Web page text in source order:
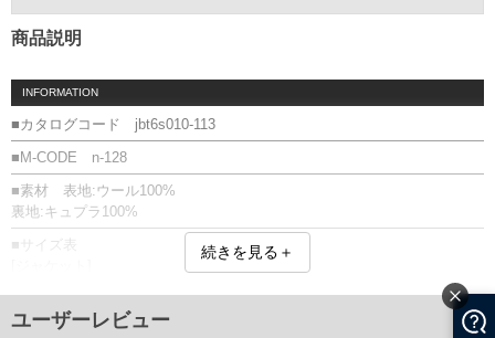
商品説明
INFORMATION
■カタログコード jbt6s010-113
■M-CODE n-128
■素材 表地:ウール100%
裏地:キュプラ100%
■サイズ表
KB5/50.6/60.5/127/115/74
KB6/52.3/62.0/132/120/76
続きを見る＋
ユーザーレビュー